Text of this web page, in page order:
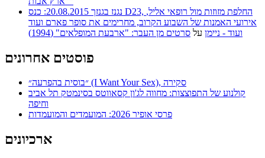
נגנז בגנזך 20.08.2015: כנס D23, החלפת מזוזות מול רופאי אליל,
אירועי האמנות של השבוע הקרוב, מחרימים את סופר פארם ועוד
ועוד - ניימן על סרטים מן העבר: "ארבעת המופלאים" (1994)
פוסטים אחרונים
״בוסית בהפרעה״ (I Want Your Sex), סקירה
קולנוע של התפוצצות: מחווה לג'ון קסאווטס בסינמטק תל אביב
וחיפה
פרסי אופיר 2026: המועמדים והמועמדות
ארכיונים